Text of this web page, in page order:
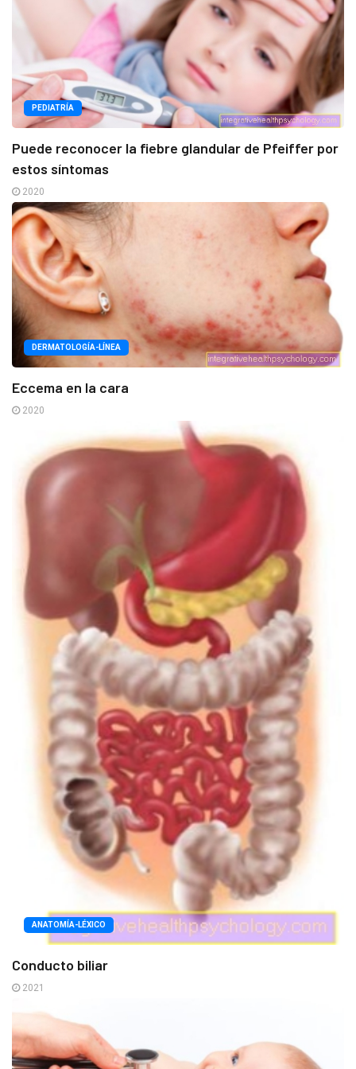
PEDIATRÍA
Puede reconocer la fiebre glandular de Pfeiffer por
estos síntomas
2020
DERMATOLOGÍA-LÍNEA
Eccema en la cara
2020
ANATOMÍA-LÉXICO
Conducto biliar
2021